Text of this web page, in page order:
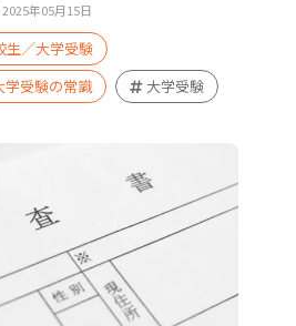
2025年05月15日
生／大学受験
学受験の常識
大学受験